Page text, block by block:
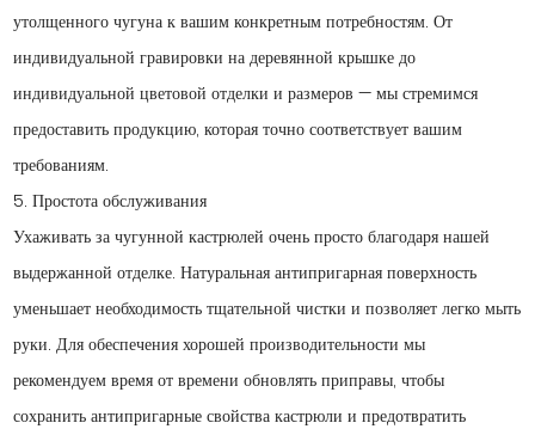
утолщенного чугуна к вашим конкретным потребностям. От
индивидуальной гравировки на деревянной крышке до
индивидуальной цветовой отделки и размеров — мы стремимся
предоставить продукцию, которая точно соответствует вашим
требованиям.
5. Простота обслуживания
Ухаживать за чугунной кастрюлей очень просто благодаря нашей
выдержанной отделке. Натуральная антипригарная поверхность
уменьшает необходимость тщательной чистки и позволяет легко мыть
руки. Для обеспечения хорошей производительности мы
рекомендуем время от времени обновлять приправы, чтобы
сохранить антипригарные свойства кастрюли и предотвратить